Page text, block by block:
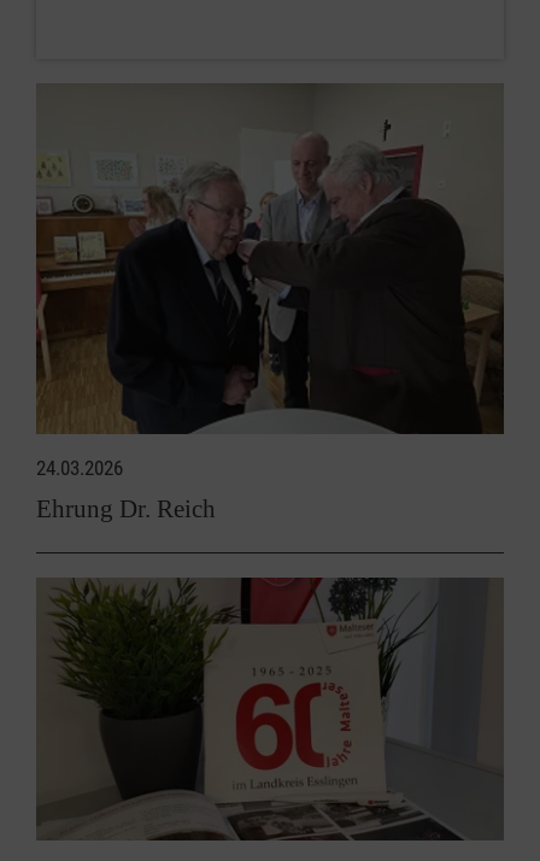
24.03.2026
Ehrung Dr. Reich